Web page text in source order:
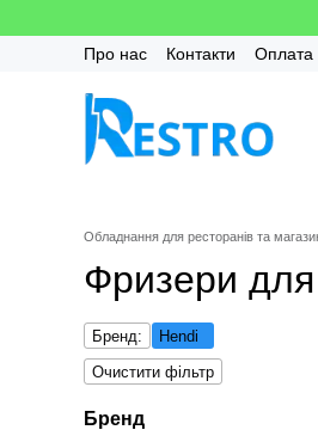
Про нас Контакти Оплата
Обладнання для ресторанів та
Фризери
Бренд:
Hendi
Очистити фільтр
Бренд